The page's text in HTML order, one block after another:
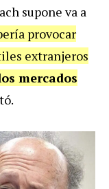
supone va a
provocar
extranjeros
mercados